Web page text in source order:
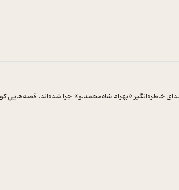
«بهرام شاه‌محمدلو» اجرا شده‌اند. قصه‌هایی